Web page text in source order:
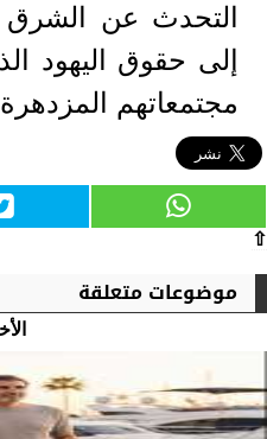
التحدث عن الشرق
إلى حقوق اليهود
مجتمعاتهم
⇧
موضوعات متعلقة